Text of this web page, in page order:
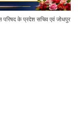
परिषद के प्रदेश सचिव एवं जोधपुर